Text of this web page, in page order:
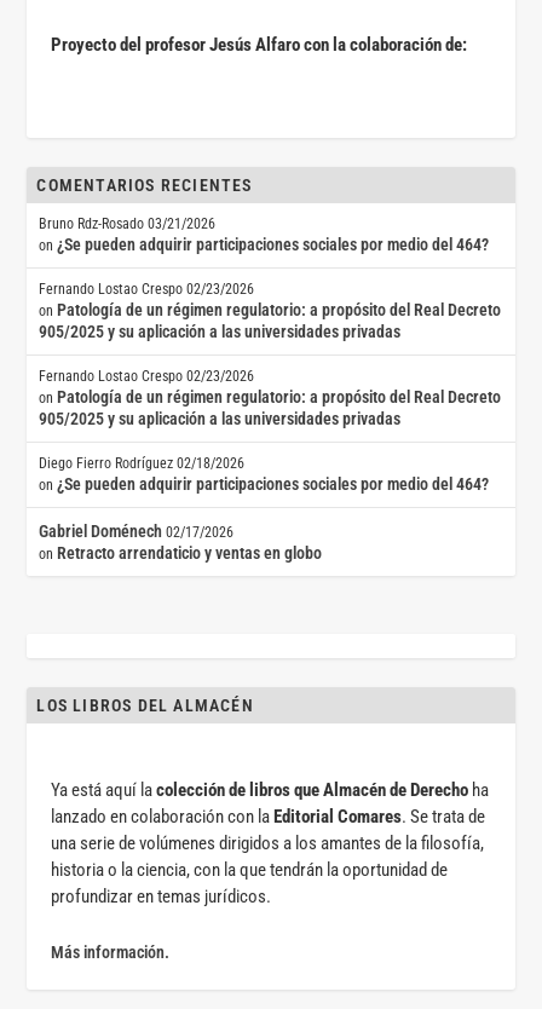
Proyecto del profesor Jesús Alfaro con la colaboración de:
COMENTARIOS RECIENTES
Bruno Rdz-Rosado 03/21/2026
on¿Se pueden adquirir participaciones sociales por medio del 464?
Fernando Lostao Crespo 02/23/2026
on Patología de un régimen regulatorio: a propósito del Real Decreto
905/2025 y su aplicación a las universidades privadas
Fernando Lostao Crespo 02/23/2026
on Patología de un régimen regulatorio: a propósito del Real Decreto
905/2025 y su aplicación a las universidades privadas
Diego Fierro Rodríguez 02/18/2026
on¿Se pueden adquirir participaciones sociales por medio del 464?
Gabriel Doménech 02/17/2026
on Retracto arrendaticio y ventas en globo
LOS LIBROS DEL ALMACÉN
Ya está aquí lacolección de libros que Almacén de Derecho ha
lanzado en colaboración con laEditorial Comares. Se trata de
una serie de volúmenes dirigidos a los amantes de la filosofía,
historia o la ciencia, con la que tendrán la oportunidad de
profundizar en temas jurídicos.
Más información.